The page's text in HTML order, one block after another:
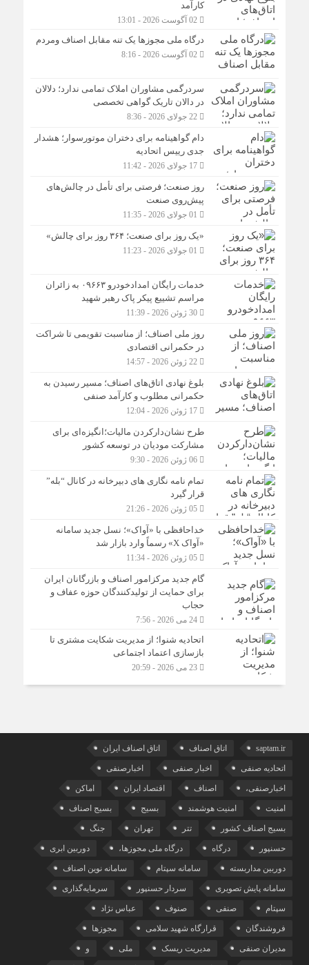
کارآمد
02 آگوست 2026 - 13:01
درگاه ملی مجوزها یک تنه مقابل اصناف ومردم
02 آگوست 2026 - 8:16
سردرگمی مشاوران املاک تمامی ندارد؛ دلالان
در دالان تاریک گواهی تخصصی
22 جولای 2026 - 8:36
دام گواهینامه برای دختران موتورسوار؛ هشدار
جدی رییس اتحادیه
17 جولای 2026 - 11:42
روز صنعت؛ فرصتی برای تأمل در چالش‌های
پیش‌روی صنعت
«یک روز برای صنعت؛ ۳۶۴ روز برای چالش»
خدمات رایگان امدادخودرو ۰۹۶۶۳ به زائران
مراسم تشییع پیکر پاک رهبر شهید
30 ژوئن 2026 - 11:39
روز ملی اصناف؛ از مناسبت تقویمی تا شراکت
در حکمرانی اقتصادی
22 ژوئن 2026 - 14:57
بلوغ نهادی اتاق‌های اصناف؛ مسیر رسیدن به
حکمرانی مطلوب و کارآمد صنفی
17 ژوئن 2026 - 12:04
طرح نشان‌دارکردن مالیات؛انگیزه‌ای برای
مشارکت مودیان در توسعه کشور
06 ژوئن 2026 - 9:30
تمام نامه نگاری های دبیرخانه در کانال “بله”
قرار گیرد
05 ژوئن 2026 - 21:26
خداحافظی با «آواک»؛ نسل جدید سامانه
«آواک X» رسماً وارد بازار شد
05 ژوئن 2026 - 11:34
گام جدید مرکزامور اصناف و بازرگانان ایران
برای حمایت از تولیدکنندگان حوزه عفاف و
حجاب
24 می 2026 - 7:56
اتحادیه شنوا؛ از مدیریت شکایت مشتری تا
بازسازی اعتماد اجتماعی ‌
23 می 2026 - 20:59
saptam.ir اتاق اصناف اتاق اصناف ایران
اتحادیه صنفی اخبار صنفی اخبارصنفی
اخبارصنفی، اصناف اقتصاد ایران اماکن
امنیت امنیت هوشمند بسیج بسیج اصناف
بسیج اصناف کشور تتر تهران جنگ
حسنپور درگاه درگاه ملی مجوزها، دوربین ابری
دوربین مداربسته سامانه سپتام سامانه نوین اصناف
سامانه پایش تصویری سردار حسنپور سرمایه‌گذاری
سپتام صنفی صنوف عباس نژاد
فروشندگان قرارگاه شهید سلامی مجوزها
مدیران صنفی مدیریت ریسک ملی و